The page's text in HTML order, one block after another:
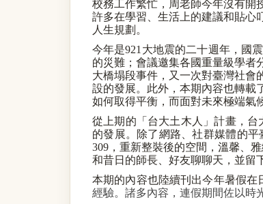
校務工作繁忙，周老師今年沒有開
許多在學習、生活上的建議和貼心
人生規劃。
今年是921 大地震的二十週年，國
的災難；會議邀集各國重量級學者
大橋塌段事件，又一次對臺灣社會
設的發展。 此外，本期內容也轉載
如何取得平衡，而面對未來極端氣
從上期的 「台大土木人」計畫，台
的發展。
除了網路、社群媒體的
309 ，重新整裝後的空間，溫馨、
和昔日的師長、好友聊聊天，並留
本期的內容也陸續刊出今年暑假在
經驗。諸多內容，連假期間佐以時